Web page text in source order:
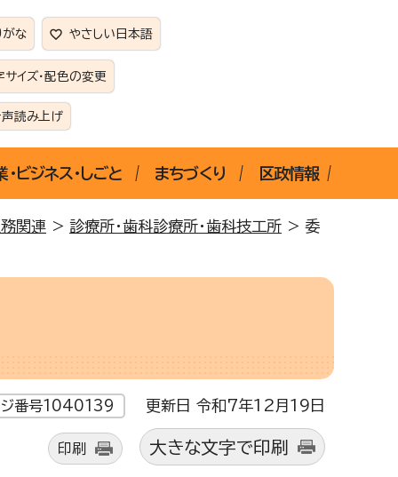
がな やさしい日本語
サイズ・配色の変更
読み上げ
・ビジネス・しごと まちづくり 区政情報
務関連 > 診療所・歯科診療所・歯科技工所 > 委
ジ番号1040139 更新日 令和7年12月19日
印刷 大きな文字で印刷